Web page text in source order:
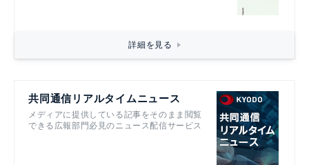
詳細を見る
共同通信リアルタイムニュース
メディアに提供している記事をそのまま閲覧
できる広報部門必見のニュース配信サービス